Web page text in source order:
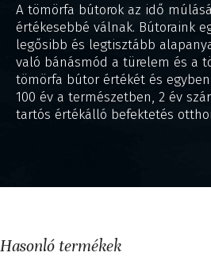
A tömörfa bútorok az idő
értékesebbé válnak. Bútoraink
legősibb és legtisztább
való bánásmód a türelem és a
tömörfa bútor értékét és
100 év a természetben, 2 év
tartós értékálló befektetés
Hasonló termékek